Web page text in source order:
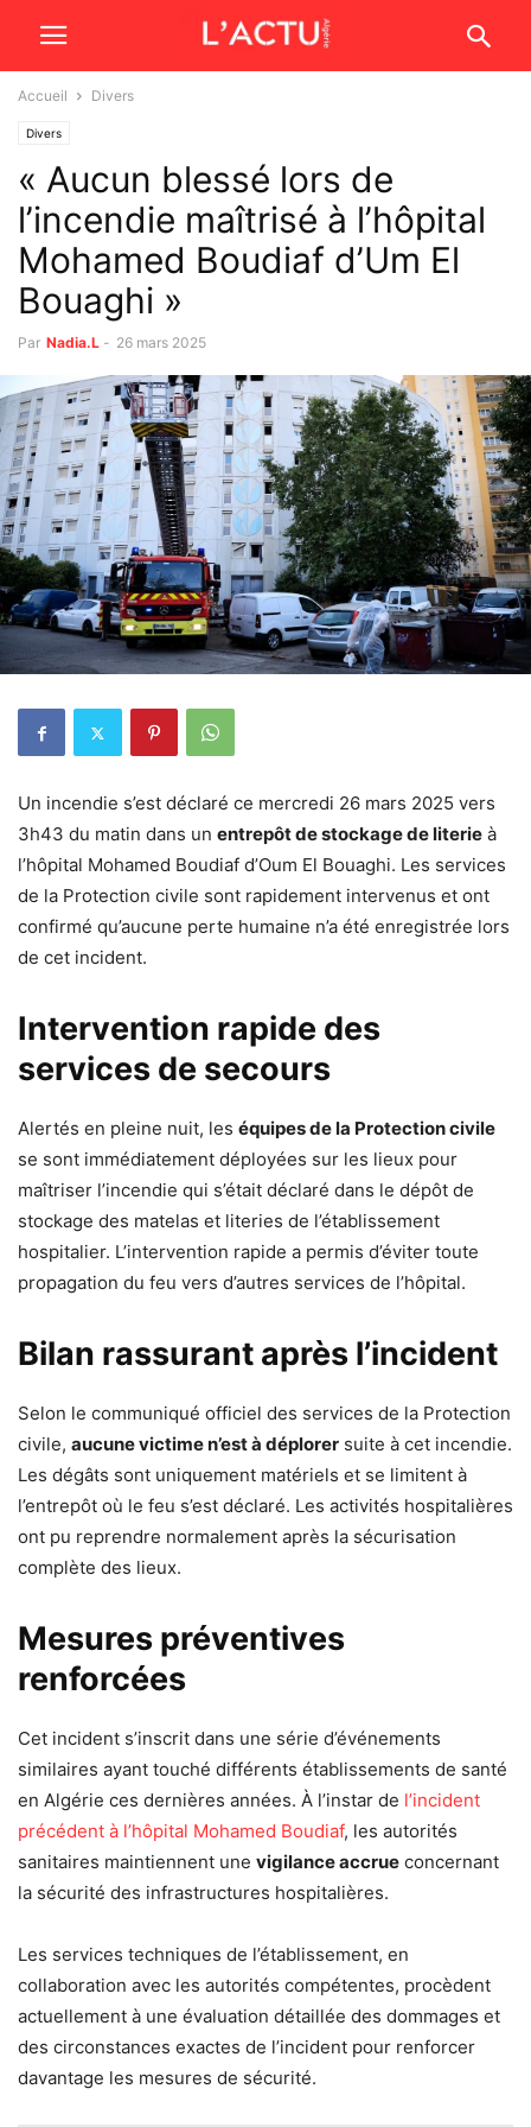
Accueil Divers
Divers
« Aucun blessé lors de
l’incendie maîtrisé à l’hôpital
Mohamed Boudiaf d’Um El
Bouaghi »
Par Nadia.L - 26 mars 2025
Un incendie s’est déclaré ce mercredi 26 mars 2025 vers
3h43 du matin dans un entrepôt de stockage de literie à
l’hôpital Mohamed Boudiaf d’Oum El Bouaghi. Les services
de la Protection civile sont rapidement intervenus et ont
confirmé qu’aucune perte humaine n’a été enregistrée lors
de cet incident.
Intervention rapide des
services de secours
Alertés en pleine nuit, les équipes de la Protection civile
se sont immédiatement déployées sur les lieux pour
maîtriser l’incendie qui s’était déclaré dans le dépôt de
stockage des matelas et literies de l’établissement
hospitalier. L’intervention rapide a permis d’éviter toute
propagation du feu vers d’autres services de l’hôpital.
Bilan rassurant après l’incident
Selon le communiqué officiel des services de la Protection
civile, aucune victime n’est à déplorer suite à cet incendie.
Les dégâts sont uniquement matériels et se limitent à
l’entrepôt où le feu s’est déclaré. Les activités hospitalières
ont pu reprendre normalement après la sécurisation
complète des lieux.
Mesures préventives
renforcées
Cet incident s’inscrit dans une série d’événements
similaires ayant touché différents établissements de santé
en Algérie ces dernières années. À l’instar de l’incident
précédent à l’hôpital Mohamed Boudiaf, les autorités
sanitaires maintiennent une vigilance accrue concernant
la sécurité des infrastructures hospitalières.
Les services techniques de l’établissement, en
collaboration avec les autorités compétentes, procèdent
actuellement à une évaluation détaillée des dommages et
des circonstances exactes de l’incident pour renforcer
davantage les mesures de sécurité.